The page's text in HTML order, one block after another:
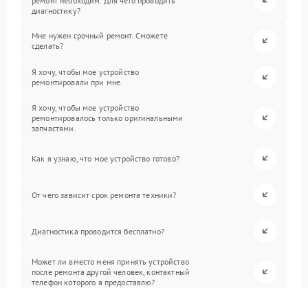
диагностику?
Мне нужен срочный ремонт. Сможете
сделать?
Я хочу, чтобы мое устройство
ремонтировали при мне.
Я хочу, чтобы мое устройство
ремонтировалось только оригинальными
запчастями.
Как я узнаю, что мое устройство готово?
От чего зависит срок ремонта техники?
Диагностика проводится бесплатно?
Может ли вместо меня принять устройство
после ремонта другой человек, контактный
телефон которого я предоставлю?